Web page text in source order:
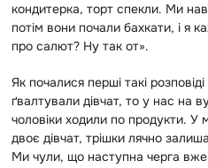
кондитерка, торт спекли. Ми
потім вони почали бахкати, і я
про салют? Ну так от».
Як почалися перші такі
ґвалтували дівчат, то у нас на
чоловіки ходили по продукти.
двоє дівчат, трішки лячно
Ми чули, що наступна черга